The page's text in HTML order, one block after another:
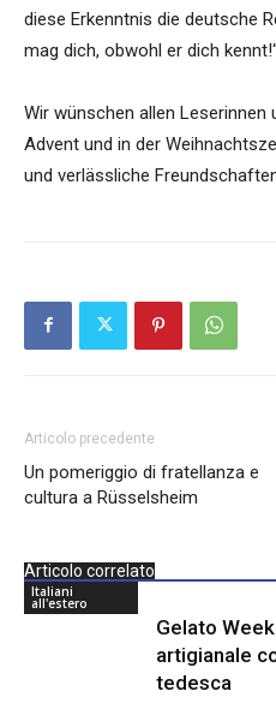
diese Erkenntnis die deutsche
mag dich, obwohl er dich
Wir wünschen allen Leserinnen
Advent und in der
und verlässliche
Articolo precedente
Un pomeriggio di fratellanza e
cultura a Rüsselsheim
Articolo correlato
Italiani
all'estero
Gelato
artigianale
tedesca